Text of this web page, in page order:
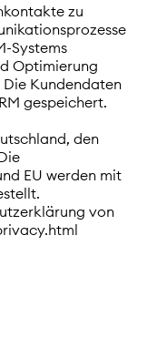
zu
Systems
Optimierung
Die Kundendaten
gespeichert.
den
EU werden mit
von